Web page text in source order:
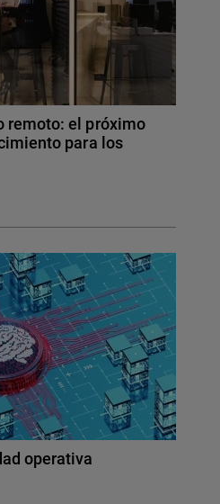
remoto: el próximo
para los
operativa